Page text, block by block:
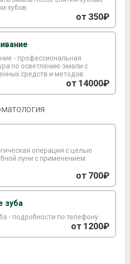
зубов.
от 350₽
по осветлению эмали с
средств и методов.
от 14000₽
операция с целью
луни с применением
от 700₽
зуба
- подробности по телефону.
от 1200₽